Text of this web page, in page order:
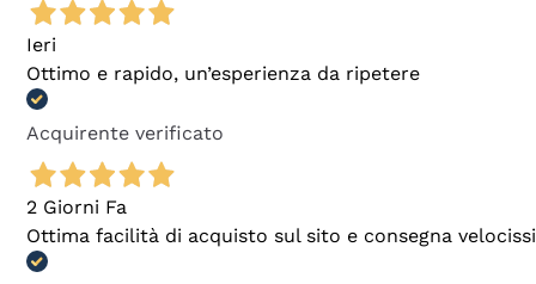
Ieri
Ottimo e rapido, un’esperienza da ripetere
Acquirente verificato
2 Giorni Fa
Ottima facilità di acquisto sul sito e consegna